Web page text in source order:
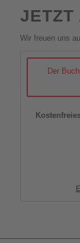
JETZT
Wir freuen uns
Der